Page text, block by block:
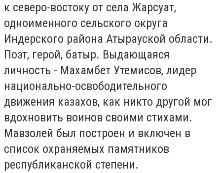
к северо-востоку от села Жарсуат,
одноименного сельского округа
Индерского района Атырауской области.
Поэт, герой, батыр. Выдающаяся
личность - Махамбет Утемисов, лидер
национально-освободительного
движения казахов, как никто другой мог
вдохновить воинов своими стихами.
Мавзолей был построен и включен в
список охраняемых памятников
республиканской степени.